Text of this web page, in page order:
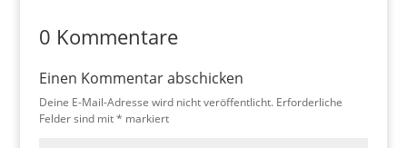
0 Kommentare
Einen Kommentar abschicken
Deine E-Mail-Adresse wird nicht veröffentlicht. Erforderliche
Felder sind mit* markiert